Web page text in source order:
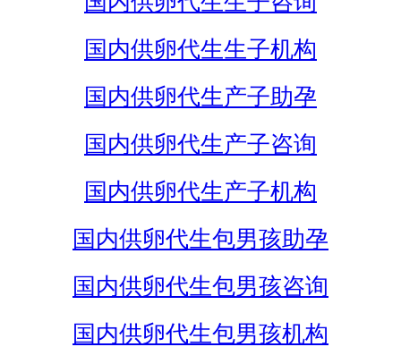
国内供卵代生生子机构
国内供卵代生产子助孕
国内供卵代生产子咨询
国内供卵代生产子机构
国内供卵代生包男孩助孕
国内供卵代生包男孩咨询
国内供卵代生包男孩机构